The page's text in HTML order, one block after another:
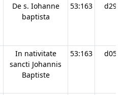
De s. Iohanne
baptista
53:163 d29
In nativitate
sancti Johannis
Baptiste
53:163 d05